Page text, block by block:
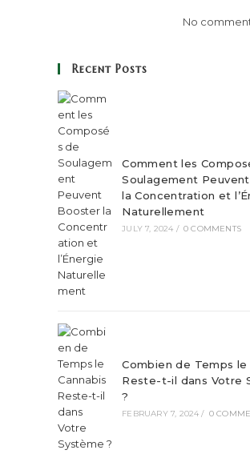
No
Recent Posts
Comment les
Soulagement
la Concentration et
Naturellement
JULY 7, 2024 / 0 COMMENTS
Combien de Temps le
Reste-t-il dans Votre
?
FEBRUARY 7, 2024 / 0